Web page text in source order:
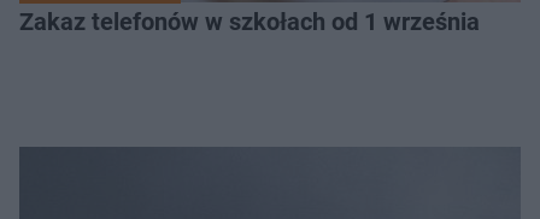
Zakaz telefonów w szkołach od 1 września